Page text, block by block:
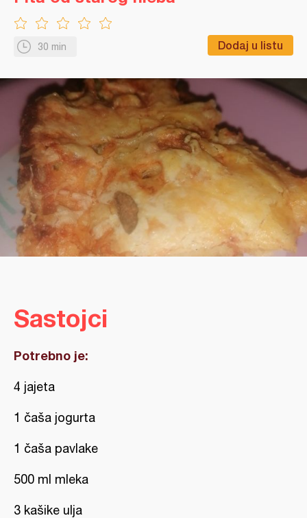
30 min Dodaj u listu
Sastojci
Potrebno je:
4 jajeta
1 čaša jogurta
1 čaša pavlake
500 ml mleka
3 kašike ulja